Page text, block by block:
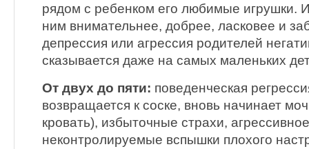
рядом с ребенком его любимые игрушки.
ним внимательнее, добрее, ласковее и
депрессия или агрессия родителей
сказывается даже на самых маленьких
От двух до пяти: поведенческая
возвращается к соске, вновь начинает
кровать), избыточные страхи,
неконтролируемые вспышки плохого